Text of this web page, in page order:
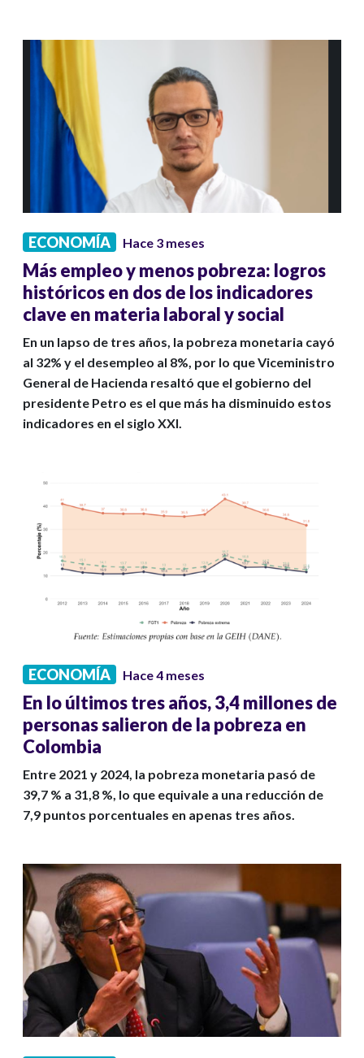
ECONOMÍA Hace 3 meses
Más empleo y menos pobreza: logros
históricos en dos de los indicadores
clave en materia laboral y social
En un lapso de tres años, la pobreza monetaria cayó
al 32% y el desempleo al 8%, por lo que Viceministro
General de Hacienda resaltó que el gobierno del
presidente Petro es el que más ha disminuido estos
indicadores en el siglo XXI.
ECONOMÍA Hace 4 meses
En lo últimos tres años, 3,4 millones de
personas salieron de la pobreza en
Colombia
Entre 2021 y 2024, la pobreza monetaria pasó de
39,7 % a 31,8 %, lo que equivale a una reducción de
7,9 puntos porcentuales en apenas tres años.